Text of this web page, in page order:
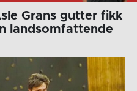
Grans gutter fikk
landsomfattende